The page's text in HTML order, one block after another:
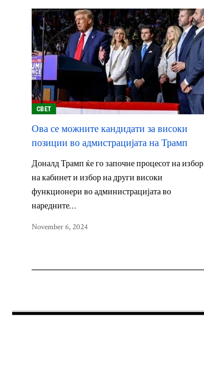
СВЕТ
Ова се можните кандидати за високи
позиции во адмистрацијата на Трамп
Доналд Трамп ќе го започне процесот на избор
на кабинет и избор на други високи
функционери во администрацијата во
наредните…
November 6, 2024